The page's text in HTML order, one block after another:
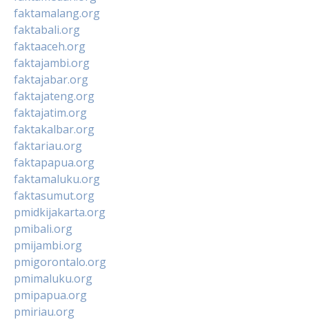
faktamalang.org
faktabali.org
faktaaceh.org
faktajambi.org
faktajabar.org
faktajateng.org
faktajatim.org
faktakalbar.org
faktariau.org
faktapapua.org
faktamaluku.org
faktasumut.org
pmidkijakarta.org
pmibali.org
pmijambi.org
pmigorontalo.org
pmimaluku.org
pmipapua.org
pmiriau.org